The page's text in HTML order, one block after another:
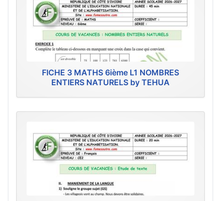
FICHE 3 MATHS 6ième L1 NOMBRES
ENTIERS NATURELS by TEHUA